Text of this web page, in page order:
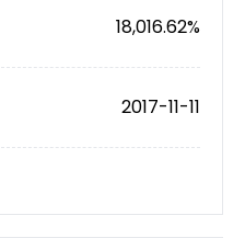
18,016.62%
2017-11-11